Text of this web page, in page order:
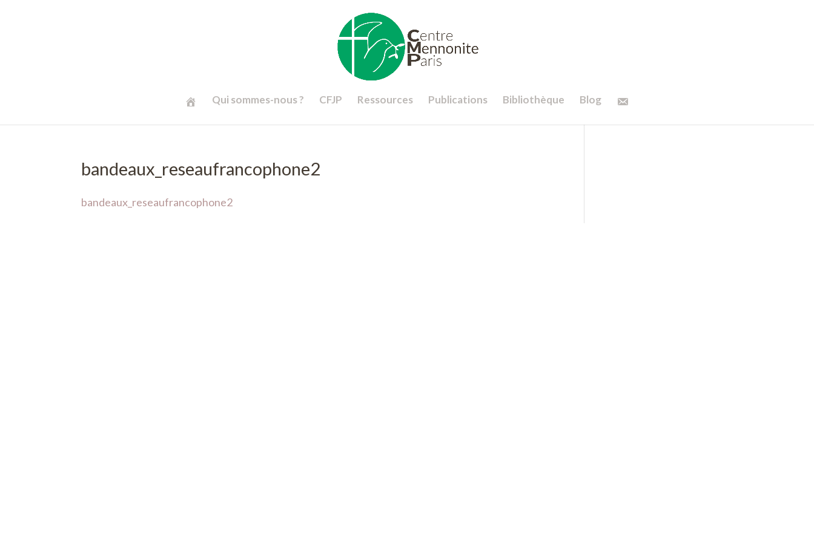
Qui sommes-nous ? CFJP Ressources Publications Bibliothèque Blog
bandeaux_reseaufrancophone2
bandeaux_reseaufrancophone2